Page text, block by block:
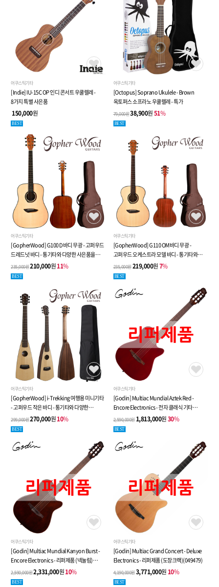
어쿠스틱기타
[Indie] IU-15C OP 인디 콘서트 우쿨렐레 -
8가지 특별 사은품
150,000원
BEST
어쿠스틱기타
[Octopus] Soprano Ukulele - Brown
옥토퍼스 소프라노 우쿨렐레 - 특가
79,000원38,900원51%
BEST
어쿠스틱기타
[GopherWood] G100 D바디 무광 - 고퍼우드
드레드넛 바디 - 통기타와 다양한 사은품을
한번에!!
235,000원210,000원11%
BEST
어쿠스틱기타
[GopherWood] G110 OM바디 무광 -
고퍼우드 오케스트라 모델 바디 - 통기타와
다양한 사은품을 한번에!!
235,000원219,000원7%
BEST
어쿠스틱기타
[GopherWood] i-Trekking 여행용 미니기타
- 고퍼우드 작은 바디 - 통기타와 다양한
사은품을 한번에!!
299,000원270,000원10%
BEST
어쿠스틱기타
[Godin] Multiac Mundial Aztek Red -
Encore Electronics - 전자 클래식 기타
(052394) - 리퍼제품 (넥포켓크랙)
2,590,000원 1,813,000원30%
BEST
어쿠스틱기타
[Godin] Multiac Mundial Kanyon Burst -
Encore Electronics - 리퍼제품 (넥눌림)
(052417)
2,590,000원2,331,000원10%
BEST
어쿠스틱기타
[Godin] Multiac Grand Concert - Deluxe
Electronics - 리퍼제품 (도장크랙)(049479)
4,190,000원3,771,000원 10%
BEST